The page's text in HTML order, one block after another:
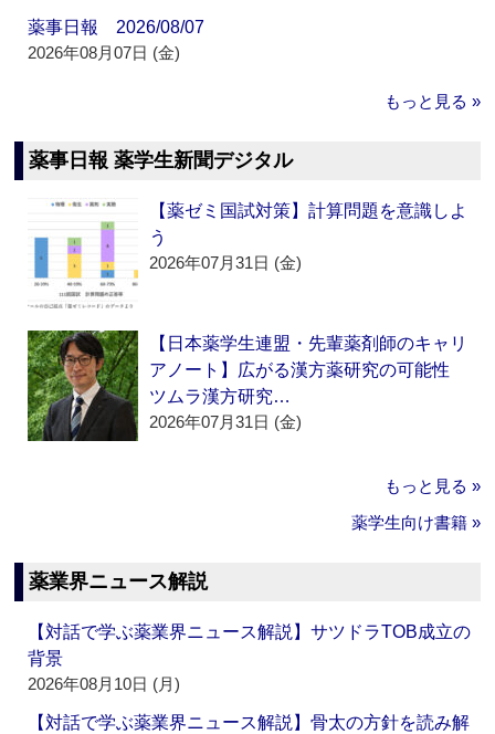
薬事日報 2026/08/07
2026年08月07日 (金)
もっと見る »
薬事日報 薬学生新聞デジタル
【薬ゼミ国試対策】計算問題を意識しよ
う
2026年07月31日 (金)
【日本薬学生連盟・先輩薬剤師のキャリ
アノート】広がる漢方薬研究の可能性
ツムラ漢方研究…
2026年07月31日 (金)
もっと見る »
薬学生向け書籍 »
薬業界ニュース解説
【対話で学ぶ薬業界ニュース解説】サツドラTOB成立の
背景
2026年08月10日 (月)
【対話で学ぶ薬業界ニュース解説】骨太の方針を読み解